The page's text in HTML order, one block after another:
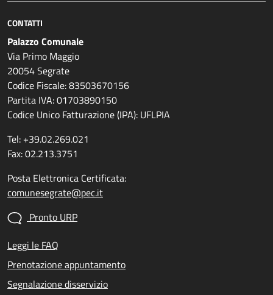
CONTATTI
Palazzo Comunale
Via Primo Maggio
20054 Segrate
Codice Fiscale: 83503670156
Partita IVA: 01703890150
Codice Unico Fatturazione (IPA): UFLPIA
Tel: +39.02.269.021
Fax: 02.213.3751
Posta Elettronica Certificata:
comunesegrate@pec.it
Pronto URP
Leggi le FAQ
Prenotazione appuntamento
Segnalazione disservizio